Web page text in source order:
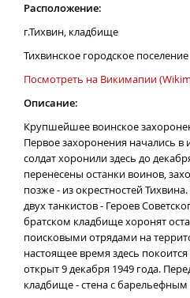
Расположение:
г.Тихвин, кладбище
Тихвинское городское поселение
Посмотреть на Викимапии
Описание:
Крупшейшее воинское
Первое захоронения начались в
солдат хоронили здесь до
перенесены останки воинов,
позже - из окрестностей
двух танкистов - Героев
братском кладбище хоронят
поисковыми отрядами на
настоящее время здесь
открыт 9 декабря 1949 года.
кладбище - стена с